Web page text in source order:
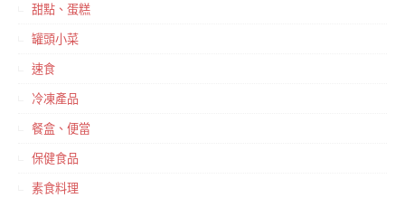
甜點、蛋糕
罐頭小菜
速食
冷凍產品
餐盒、便當
保健食品
素食料理